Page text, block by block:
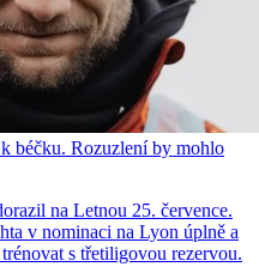
béčku. Rozuzlení by mohlo
na Letnou 25. července.
v nominaci na Lyon úplně a
s třetiligovou rezervou.